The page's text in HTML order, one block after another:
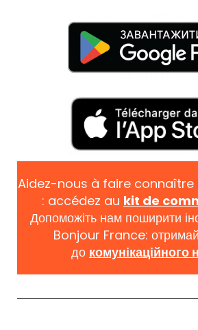
Aidez-nous à faire connaître
: accédez au kit de
Допоможіть нам поширити
Bonjour France:
до комунікаційного